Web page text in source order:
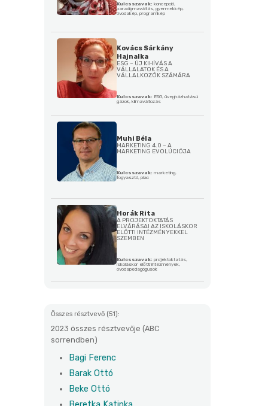
Kulcsszavak: koncepció,
paradigmaváltás, gyermekkép,
óvodakép, programkép
Kovács Sárkány
Hajnalka
ESG – ÚJ KIHÍVÁS A
VÁLLALATOK ÉS A
VÁLLALKOZÓK SZÁMÁRA
Kulcsszavak: ESG, üvegházhatású
gázok, klímaváltozás
Muhi Béla
MARKETING 4.0 – A
MARKETING EVOLÚCIÓJA
Kulcsszavak: marketing,
fogyasztó, piac
Horák Rita
A PROJEKTOKTATÁS
ELVÁRÁSAI AZ ISKOLÁSKOR
ELŐTTI INTÉZMÉNYEKKEL
SZEMBEN
Kulcsszavak: projektoktatás,
iskoláskor előtti intézmények,
óvodapedagógusok
Összes résztvevő (51):
2023 összes résztvevője (ABC
sorrendben)
Bagi Ferenc
Barak Ottó
Beke Ottó